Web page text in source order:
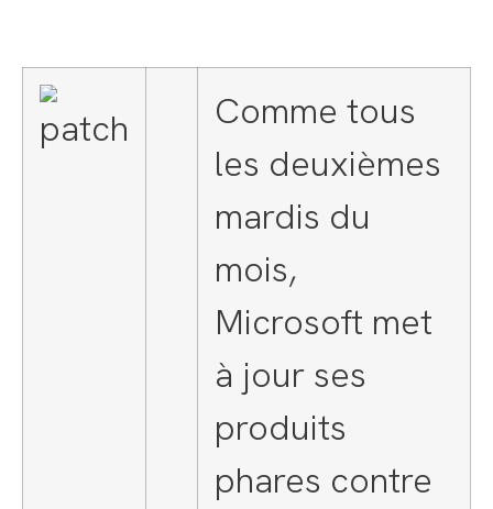
Comme tous
les deuxièmes
mardis du
mois,
Microsoft met
à jour ses
produits
phares contre